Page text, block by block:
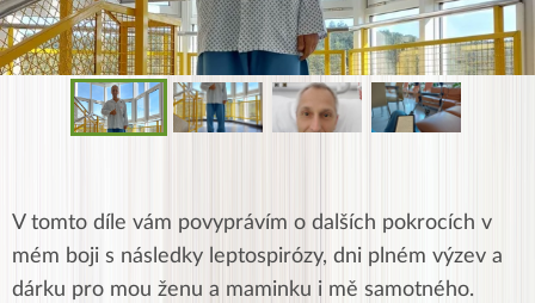
V tomto díle vám povyprávím o dalších pokrocích v
mém boji s následky leptospirózy, dni plném výzev a
dárku pro mou ženu a maminku i mě samotného.